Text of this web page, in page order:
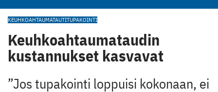
KEUHKOAHTAUMATAUTITUPAKOINTI
Keuhkoahtaumataudin
kustannukset kasvavat
”Jos tupakointi loppuisi kokonaan, ei